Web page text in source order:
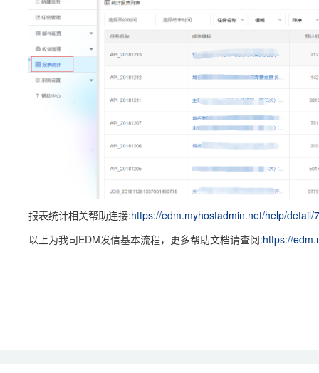
报表统计相关帮助连接:https://edm.myhostadmin.net/help/detail/
以上为我司EDM发信基本流程，更多帮助文档请查阅:https://